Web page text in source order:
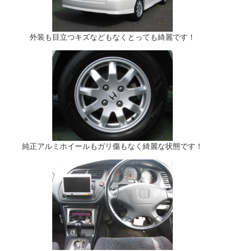
外装も目立つキズなどもなくとっても綺麗です！
純正アルミホイールもガリ傷もなく綺麗な状態です！